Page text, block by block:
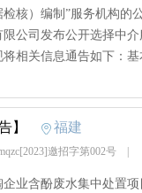
检核）编制”服务机构的
限公司发布公开选择中
将相关信息通告如下：
】 福建
邀招字第002号
企业含酚废水集中处置